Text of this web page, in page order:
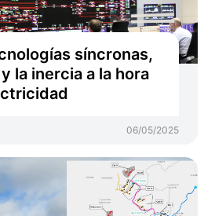
síncronas,
la inercia a la hora
06/05/2025